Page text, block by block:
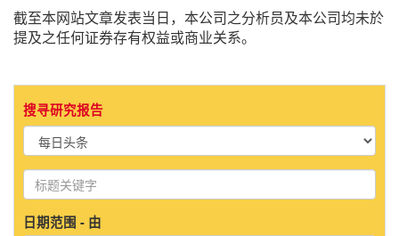
截至本网站文章发表当日，本公司之分析员及本公司均未於
提及之任何证券存有权益或商业关系。
搜寻研究报告
日期范围 - 由